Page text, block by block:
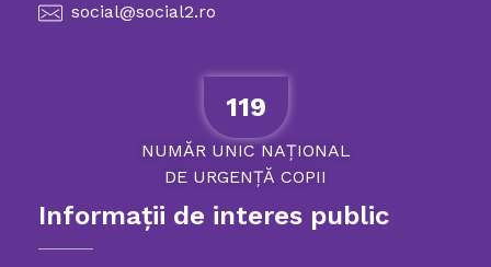
social@social2.ro
119
NUMĂRUNIC NAȚIONAL
DE URGENȚĂ COPII
Informații de interes public